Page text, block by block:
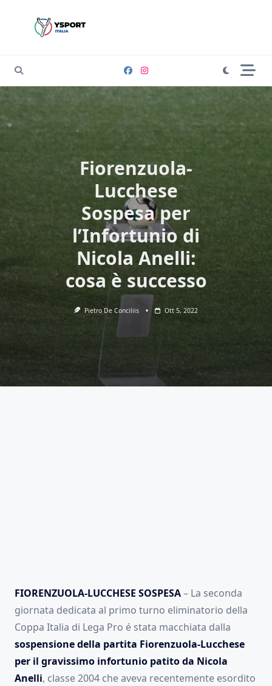
Fiorenzuola-
Lucchese
Sospesa per
l’Infortunio di
Nicola Anelli:
cosa è successo
Pietro De Conciliis Ott 5, 2022
FIORENZUOLA-LUCCHESE SOSPESA– La seconda
giornata dedicata al primo turno eliminatorio della
Coppa Italia di Lega Pro é stata macchiata dalla
sospensione della partita Fiorenzuola-Lucchese
per il gravissimo infortunio patito da Nicola
Anelli, classe 2004 che aveva recentemente esordito